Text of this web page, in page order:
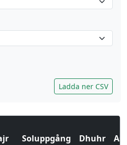
Ladda ner CSV
Soluppgång Dhuhr
Asr